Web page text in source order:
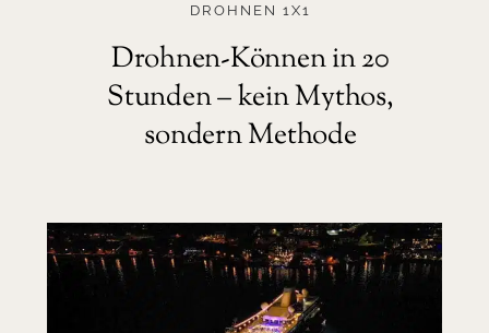
Drohnen-Können in 20
Stunden – kein Mythos,
sondern Methode
DROHNEN 1X1